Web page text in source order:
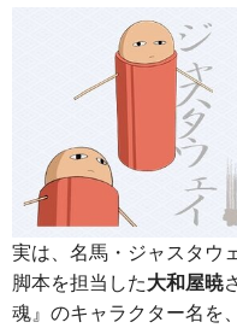
実は、名馬・ジャスタウ
脚本を担当した大和屋暁
魂』のキャラクター名を